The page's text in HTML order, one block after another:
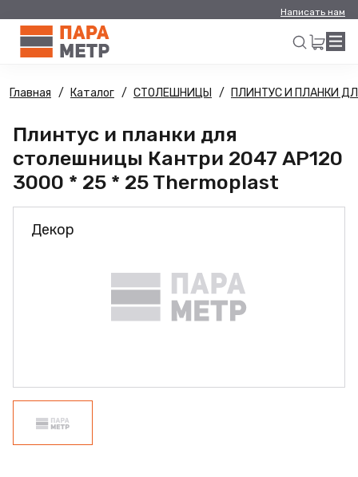
Написать нам
Искать
Главная Каталог СТОЛЕШНИЦЫ ПЛИНТУС И ПЛАНКИ
Плинтус и планки для
столешницы Кантри 2047 AP120
3000 * 25 * 25 Thermoplast
Декор